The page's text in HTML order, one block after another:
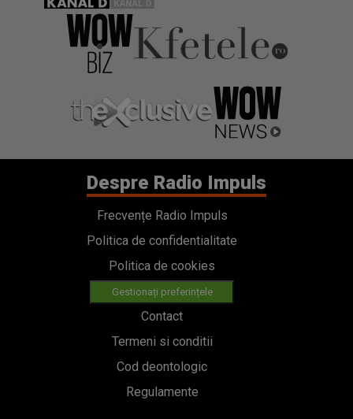
Despre Radio Impuls
Frecvențe Radio Impuls
Politica de confidentialitate
Politica de cookies
Gestionați preferințele
Contact
Termeni si conditii
Cod deontologic
Regulamente